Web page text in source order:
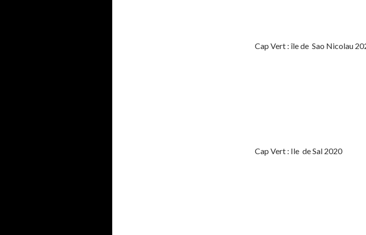
Cap Vert : île de Sao Nicolau
Cap Vert : Ile de Sal 2020